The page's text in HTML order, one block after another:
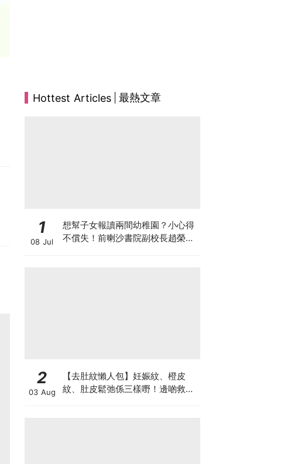
Hottest Articles 最熱文章
1
08 Jul
想幫子女報讀兩間幼稚園？小心得
不償失！前喇沙書院副校長趙榮
2
03 Aug
【去肚紋懶人包】妊娠紋、橙皮
紋、肚皮鬆弛係三樣嘢！邊啲救得